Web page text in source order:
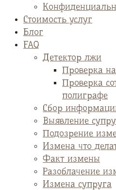
Стоимость услуг
Блог
FAQ
Детектор лжи
Проверка
Проверка
полиграфе
Сбор
Выявление
Подозрение
Измена что
Факт измены
Разоблачение
Измена супруга